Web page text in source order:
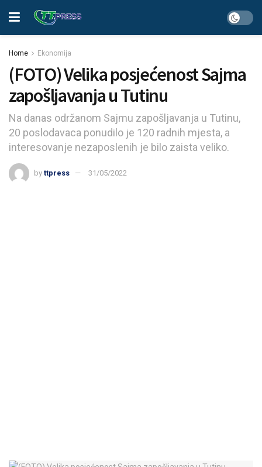
Home Ekonomija
(FOTO) Velika posjećenost Sajma
zapošljavanja u Tutinu
Na danas održanom Sajmu zapošljavanja u Tutinu,
20 poslodavaca ponudilo je 120 radnih mjesta, a
interesovanje nezaposlenih je bilo zaista veliko.
by ttpress 31/05/2022